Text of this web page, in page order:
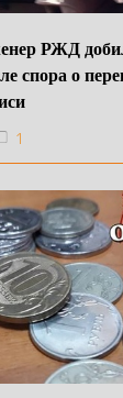
РЖД
спора о
1